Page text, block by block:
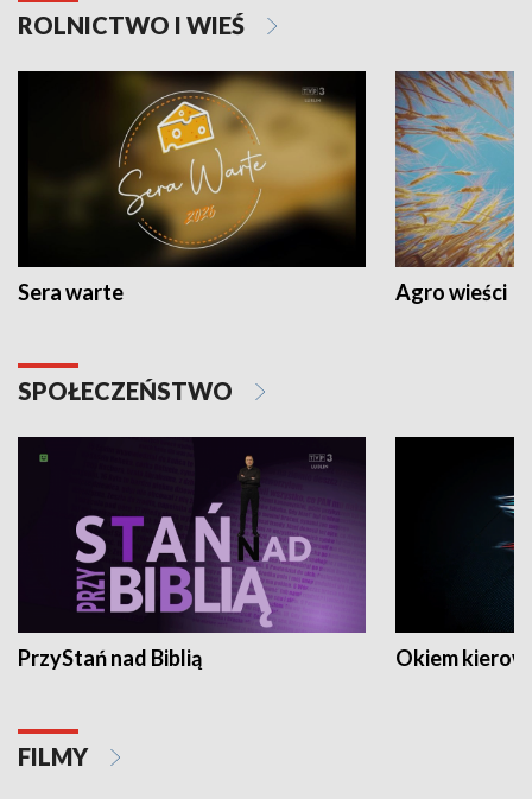
ROLNICTWO I WIEŚ
Sera warte Agro wieści
SPOŁECZEŃSTWO
PrzyStań nad Biblią Okiem
FILMY